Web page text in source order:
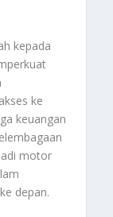
kepada
ke
keuangan
motor
depan.